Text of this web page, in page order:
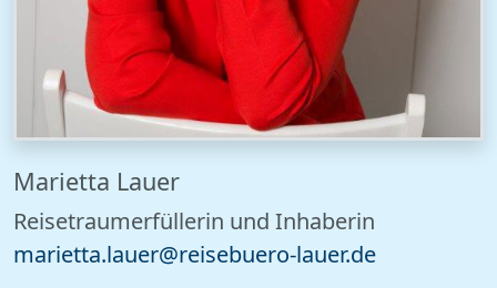
Marietta Lauer
Reisetraumerfüllerin und Inhaberin
marietta.lauer@reisebuero-lauer.de